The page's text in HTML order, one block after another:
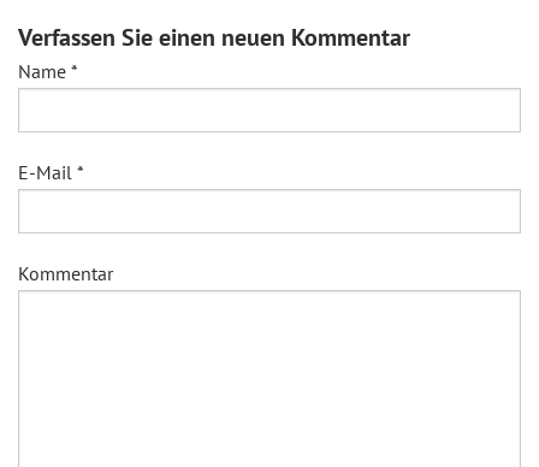
Verfassen Sie einen neuen Kommentar
Name *
E-Mail *
Kommentar